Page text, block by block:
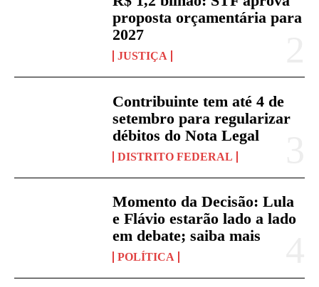
proposta orçamentária para
2027
JUSTIÇA
Contribuinte tem até 4 de
setembro para regularizar
débitos do Nota Legal
DISTRITO FEDERAL
Momento da Decisão: Lula
e Flávio estarão lado a lado
em debate; saiba mais
POLÍTICA